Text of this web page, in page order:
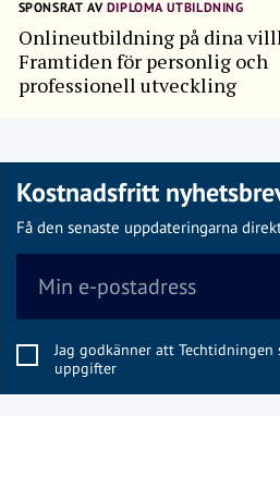
SPONSRAT AVDIPLOMA UTBILDNING
Onlineutbildning på dina
Framtiden för personlig och
professionell utveckling
Kostnadsfritt
Få den senaste uppdateringarna
Jag godkänner att Techtidningen
uppgifter